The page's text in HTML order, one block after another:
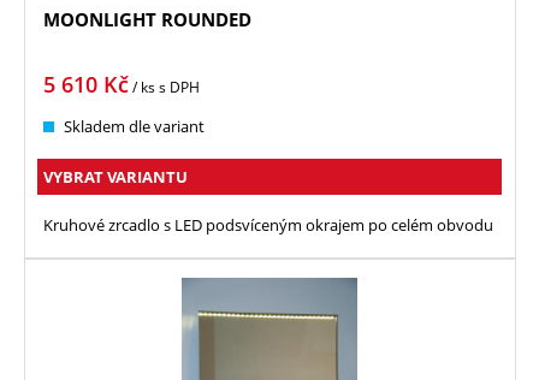
MOONLIGHT ROUNDED
5 610 Kč/ kss DPH
Skladem dle variant
VYBRAT VARIANTU
Kruhové zrcadlo s LED podsvíceným okrajem po celém obvodu